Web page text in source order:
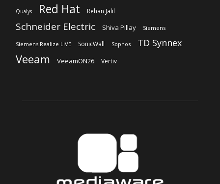
Qualys Red Hat Rehan Jalil
Schneider Electric Shiva Pillay Siemens
Siemens Realize LIVE SonicWall Sophos TD Synnex
Veeam VeeamON26 Vertiv